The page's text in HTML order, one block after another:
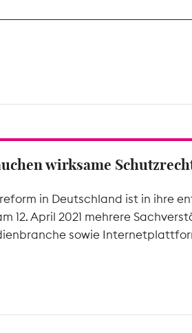
wirksame
in Deutschland ist in ihre
12. April 2021 mehrere
sowie